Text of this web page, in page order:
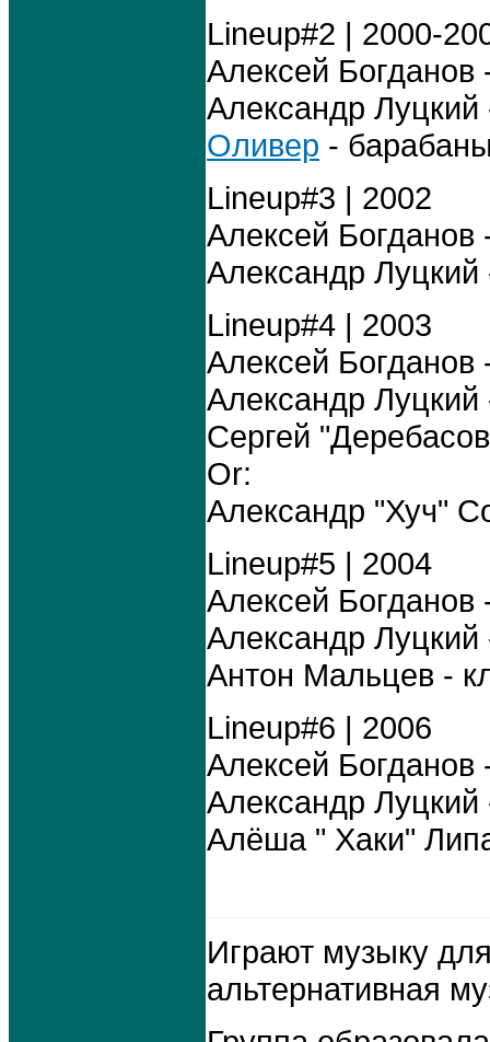
Lineup#2 | 2000-
Алексей Богданов
Александр Луцкий
Оливер -
Lineup#3 | 2002
Алексей Богданов
Александр
Lineup#4 | 2003
Алексей Богданов
Александр
Сергей
Or:
Александр "Хуч"
Lineup#5 | 2004
Алексей Богданов
Александр Луцкий
Антон Мальцев -
Lineup#6 | 2006
Алексей Богданов
Александр Луцкий
Алёша " Хаки"
Играют музыку
альтернативная